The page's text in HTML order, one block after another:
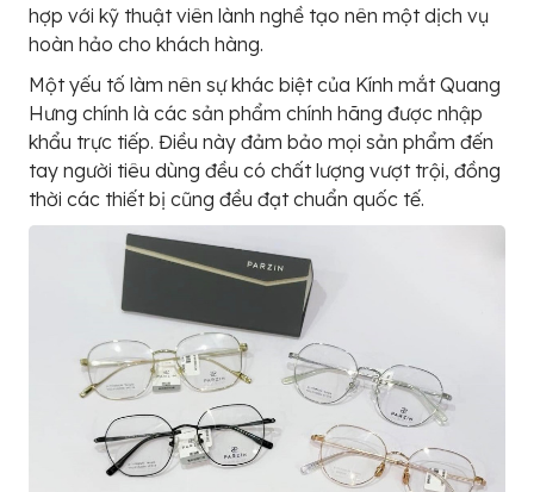
hợp với kỹ thuật viên lành nghề tạo nên một dịch vụ
hoàn hảo cho khách hàng.
Một yếu tố làm nên sự khác biệt của Kính mắt Quang
Hưng chính là các sản phẩm chính hãng được nhập
khẩu trực tiếp. Điều này đảm bảo mọi sản phẩm đến
tay người tiêu dùng đều có chất lượng vượt trội, đồng
thời các thiết bị cũng đều đạt chuẩn quốc tế.